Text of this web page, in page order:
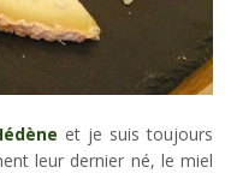
et je suis toujours
leur dernier né, le miel